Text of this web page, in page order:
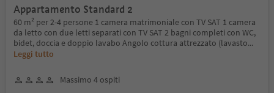
Appartamento Standard 2
60 m² per 2-4 persone 1 camera matrimoniale con TV SAT 1 camera
da letto con due letti separati con TV SAT 2 bagni completi con WC,
bidet, doccia e doppio lavabo Angolo cottura attrezzato (lavasto...
Leggi tutto
Massimo 4 ospiti